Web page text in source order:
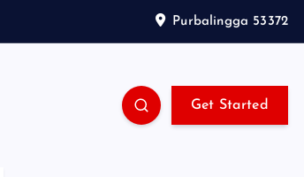
Purbalingga 53372
Get Started